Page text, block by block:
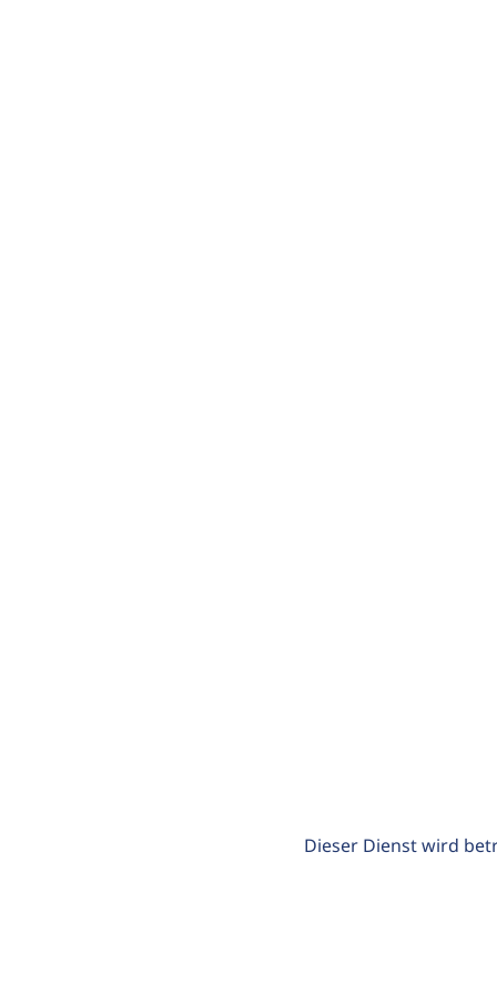
Dieser Dienst wird